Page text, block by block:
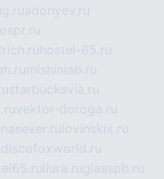
adonyev.ru
hostel-65.ru
mishinlab.ru
starbucksvia.ru
vektor-doroga.ru
lovinskix.ru
discofoxworld.ru
liura.ruglasspb.ru